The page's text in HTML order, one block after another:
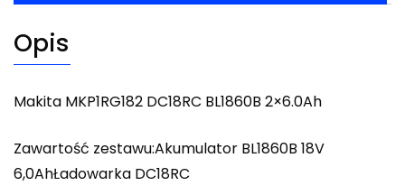
Opis
Makita MKP1RG182 DC18RC BL1860B 2×6.0Ah
Zawartość zestawu:Akumulator BL1860B 18V
6,0AhŁadowarka DC18RC